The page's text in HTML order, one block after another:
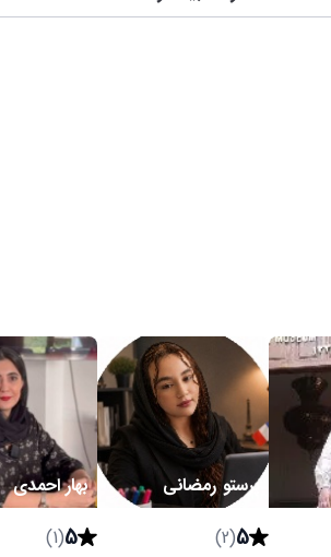
پرستو رمضانی
5
(2)
بهار احمدی
5
(1)